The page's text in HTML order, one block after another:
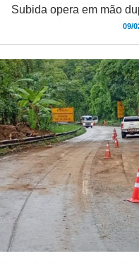
Subida opera em mão
09/